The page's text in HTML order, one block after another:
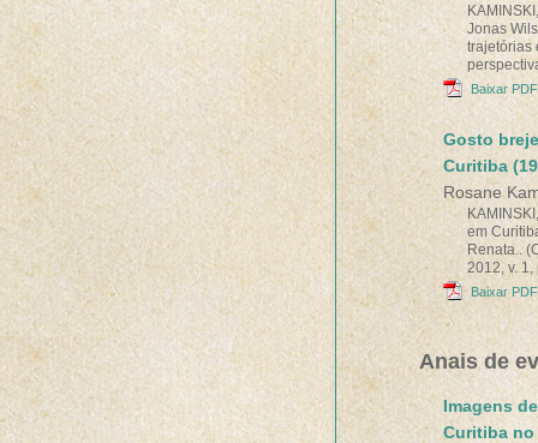
Jonas
trajetórias
Baixar
Gosto
Curitiba
Rosane
em
Renata..
2012, v.
Baixar
Anais de
Imagens
Curitiba